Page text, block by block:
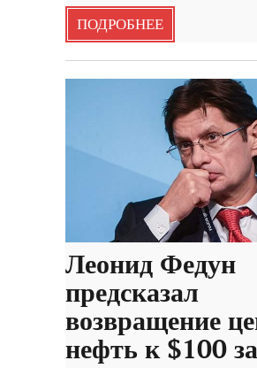
ПОДРОБНЕЕ
Леонид Федун
предсказал
возвращение
нефть к $100